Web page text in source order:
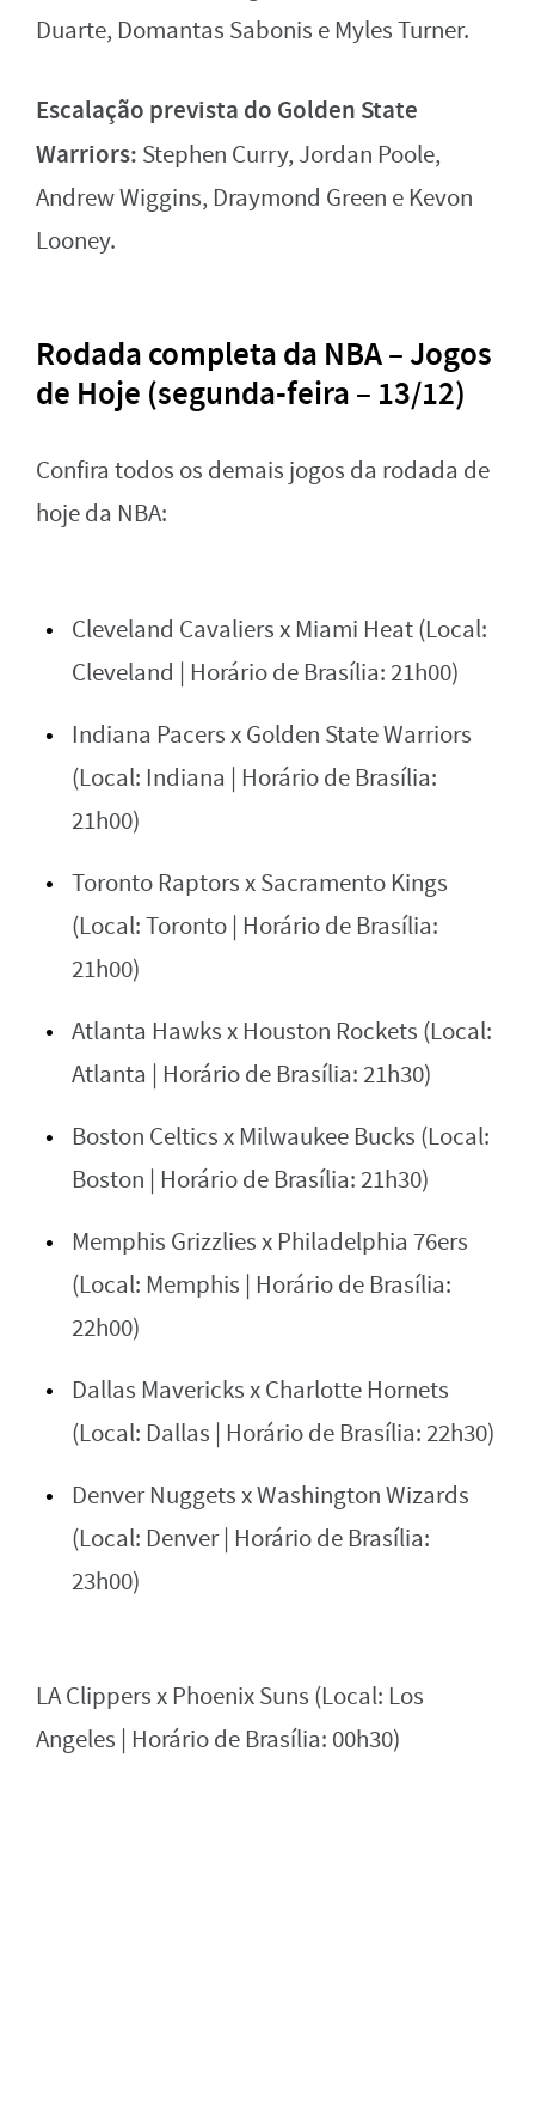
Duarte, Domantas Sabonis e Myles Turner.
Escalação prevista do Golden State
Warriors: Stephen Curry, Jordan Poole,
Andrew Wiggins, Draymond Green e Kevon
Looney.
Rodada completa da NBA – Jogos
de Hoje (segunda-feira – 13/12)
Confira todos os demais jogos da rodada de
hoje da NBA:
Cleveland Cavaliers x Miami Heat (Local:
Cleveland | Horário de Brasília: 21h00)
Indiana Pacers x Golden State Warriors
(Local: Indiana | Horário de Brasília:
21h00)
Toronto Raptors x Sacramento Kings
(Local: Toronto | Horário de Brasília:
21h00)
Atlanta Hawks x Houston Rockets (Local:
Atlanta | Horário de Brasília: 21h30)
Boston Celtics x Milwaukee Bucks (Local:
Boston | Horário de Brasília: 21h30)
Memphis Grizzlies x Philadelphia 76ers
(Local: Memphis | Horário de Brasília:
22h00)
Dallas Mavericks x Charlotte Hornets
(Local: Dallas | Horário de Brasília: 22h30)
Denver Nuggets x Washington Wizards
(Local: Denver | Horário de Brasília:
23h00)
LA Clippers x Phoenix Suns (Local: Los
Angeles | Horário de Brasília: 00h30)